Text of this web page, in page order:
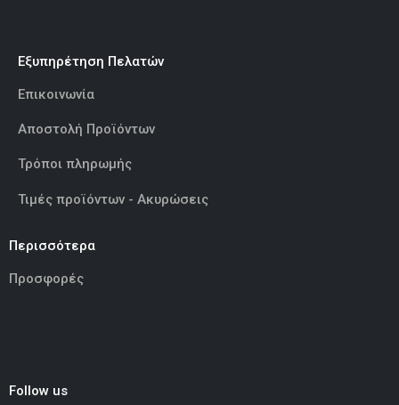
Εξυπηρέτηση Πελατών
Επικοινωνία
Αποστολή Προϊόντων
Τρόποι πληρωμής
Τιμές προϊόντων - Ακυρώσεις
Περισσότερα
Προσφορές
Follow us